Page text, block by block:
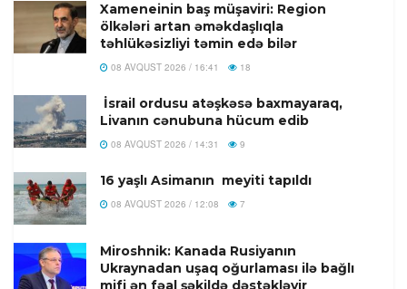
Xameneinin baş müşaviri: Region
ölkələri artan əməkdaşlıqla
təhlükəsizliyi təmin edə bilər
08 AVQUST 2026 / 16:41 18
İsrail ordusu atəşkəsə baxmayaraq,
Livanın cənubuna hücum edib
08 AVQUST 2026 / 14:31 9
16 yaşlı Asimanın meyiti tapıldı
08 AVQUST 2026 / 12:08 7
Miroshnik: Kanada Rusiyanın
Ukraynadan uşaq oğurlaması ilə bağlı
mifi ən fəal şəkildə dəstəkləyir